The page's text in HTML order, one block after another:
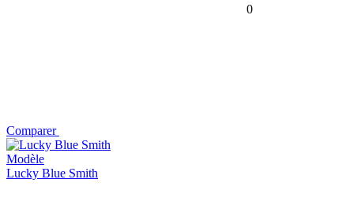
0
Comparer
Modèle
Lucky Blue Smith